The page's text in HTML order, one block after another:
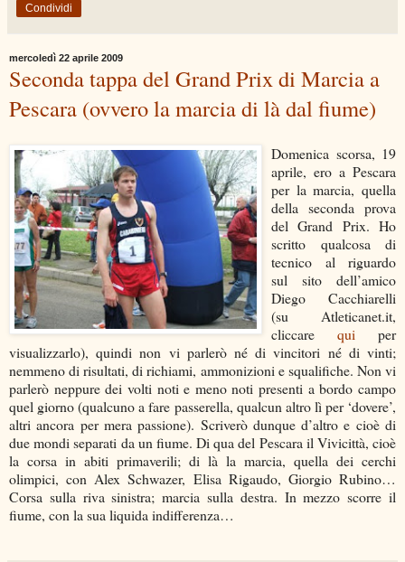
Condividi
mercoledì 22 aprile 2009
Seconda tappa del Grand Prix di Marcia a
Pescara (ovvero la marcia di là dal fiume)
Domenica scorsa, 19
aprile, ero a Pescara
per la marcia, quella
della seconda prova
del Grand Prix. Ho
scritto qualcosa di
tecnico al riguardo
sul sito dell’amico
Diego Cacchiarelli
(su Atleticanet.it,
cliccare qui per
visualizzarlo), quindi non vi parlerò né di vincitori né di vinti;
nemmeno di risultati, di richiami, ammonizioni e squalifiche. Non vi
parlerò neppure dei volti noti e meno noti presenti a bordo campo
quel giorno (qualcuno a fare passerella, qualcun altro lì per ‘dovere’,
altri ancora per mera passione). Scriverò dunque d’altro e cioè di
due mondi separati da un fiume. Di qua del Pescara il Vivicittà, cioè
la corsa in abiti primaverili; di là la marcia, quella dei cerchi
olimpici, con Alex Schwazer, Elisa Rigaudo, Giorgio Rubino…
Corsa sulla riva sinistra; marcia sulla destra. In mezzo scorre il
fiume, con la sua liquida indifferenza…